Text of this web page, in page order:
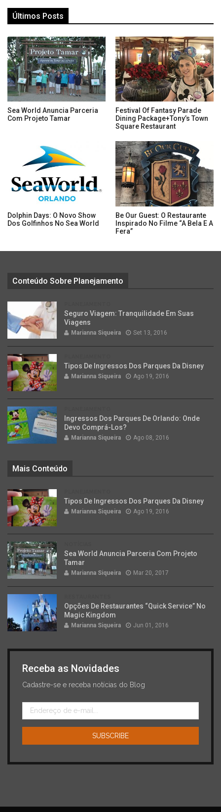
Últimos Posts
Sea World Anuncia Parceria
Com Projeto Tamar
Festival Of Fantasy Parade
Dining Package+Tony’s Town
Square Restaurant
Dolphin Days: O Novo Show
Dos Golfinhos No Sea World
Be Our Guest: O Restaurante
Inspirado No Filme “A Bela E A
Fera”
Conteúdo Sobre Planejamento
Seguro Viagem: Tranquilidade Em Suas
Viagens
Marianna Siqueira Set 13, 2016
Tipos De Ingressos Dos Parques Da Disney
Marianna Siqueira Ago 19, 2016
Ingressos Dos Parques De Orlando: Onde
Devo Comprá-Los?
Marianna Siqueira Ago 08, 2016
Mais Conteúdo
Tipos De Ingressos Dos Parques Da Disney
Marianna Siqueira Ago 19, 2016
Sea World Anuncia Parceria Com Projeto
Tamar
Marianna Siqueira Mar 20, 2017
Opções De Restaurantes “Quick Service” No
Magic Kingdom
Marianna Siqueira Jun 01, 2016
Receba as Novidades
Cadastre-se e receba notícias do Blog